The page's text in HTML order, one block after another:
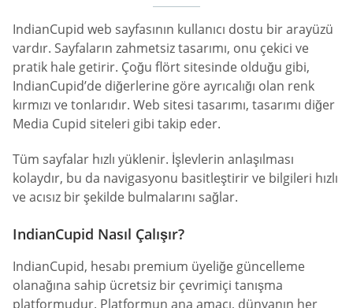
IndianCupid web sayfasının kullanıcı dostu bir arayüzü
vardır. Sayfaların zahmetsiz tasarımı, onu çekici ve
pratik hale getirir. Çoğu flört sitesinde olduğu gibi,
IndianCupid’de diğerlerine göre ayrıcalığı olan renk
kırmızı ve tonlarıdır. Web sitesi tasarımı, tasarımı diğer
Media Cupid siteleri gibi takip eder.
Tüm sayfalar hızlı yüklenir. İşlevlerin anlaşılması
kolaydır, bu da navigasyonu basitleştirir ve bilgileri hızlı
ve acısız bir şekilde bulmalarını sağlar.
IndianCupid Nasıl Çalışır?
IndianCupid, hesabı premium üyeliğe güncelleme
olanağına sahip ücretsiz bir çevrimiçi tanışma
platformudur. Platformun ana amacı, dünyanın her